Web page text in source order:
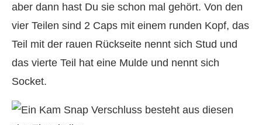
aber dann hast Du sie schon mal gehört. Von den
vier Teilen sind 2 Caps mit einem runden Kopf, das
Teil mit der rauen Rückseite nennt sich Stud und
das vierte Teil hat eine Mulde und nennt sich
Socket.